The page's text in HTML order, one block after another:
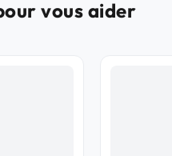
vous aider